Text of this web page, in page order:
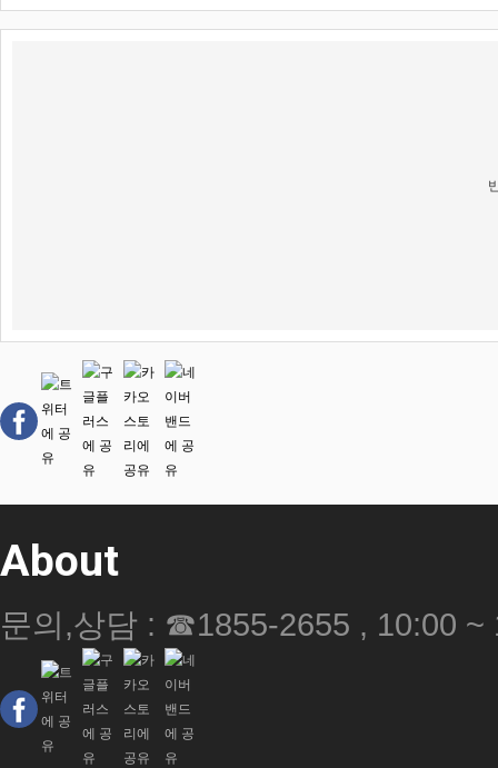
About
문의,상담 : ☎1855-2655 , 10:00 ~